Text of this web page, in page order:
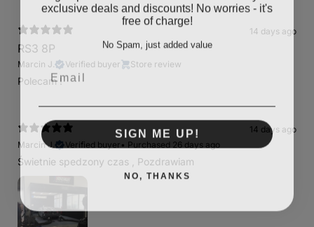
14 days ago
RS3 8P
Marcin J. Verified buyer Store review
Polecam !
14 days ago
Marcin J.
Verified buyer • Purchased 26 days ago
Świetnie spedzony czas , Pozdrawiam
free of charge!
Email
SIGN ME UP!
NO, THANKS